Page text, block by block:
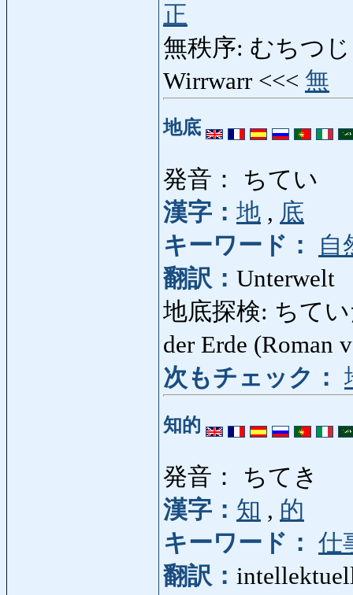
正
無秩序: むちつじ
Wirrwarr <<< 無
地底
発音： ちてい
漢字： 地 , 底
キーワード：
自
翻訳： Unterwelt
地底探検: ちて
der Erde (Roman
次もチェック：
知的
発音： ちてき
漢字： 知 , 的
キーワード： 仕
翻訳：